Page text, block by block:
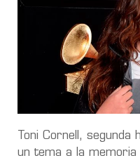
Toni Cornell, segunda
un tema a la memoria